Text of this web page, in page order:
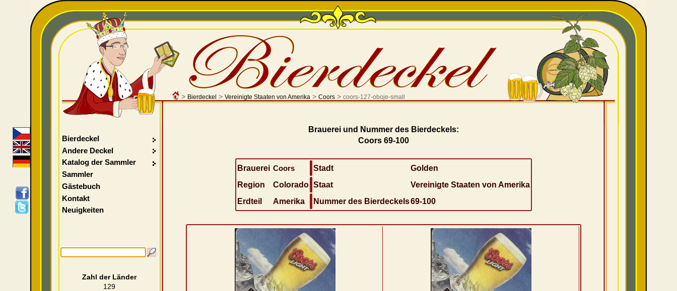
> Bierdeckel > Vereinigte Staaten von Amerika> Coors> coors-127-oboje-small
Brauerei und Nummer des Bierdeckels:
Coors 69-100
Brauerei Coors Stadt
Golden
Region
Colorado Staat
Vereinigte Staaten von Amerika
Erdteil
Amerika Nummer des Bierdeckels69-100
Bierdeckel
Andere Deckel
Katalog der Sammler
Sammler
Gästebuch
Kontakt
Neuigkeiten
Zahl der Länder
129